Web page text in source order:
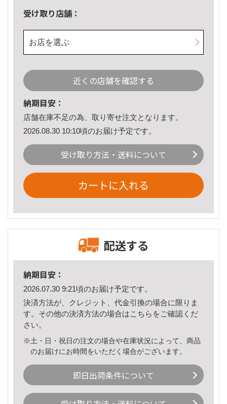
受け取り店舗：
お店を選ぶ
近くの店舗を確認する
納期目安：
店舗在庫不足の為、取り寄せ注文となります。
2026.08.30 10:10頃のお届け予定です。
受け取り方法・送料について
カートに入れる
配送する
納期目安：
2026.07.30 9:21頃のお届け予定です。
決済方法が、クレジット、代金引換の場合に限りま
す。その他の決済方法の場合はこちら をご確認くだ
さい。
※土・日・祝日の注文の場合や在庫状況によって、商品
のお届けにお時間をいただく場合がございます。
即日出荷条件について